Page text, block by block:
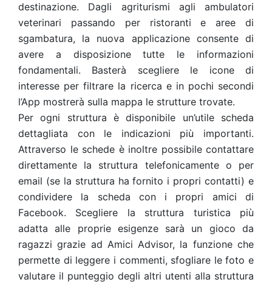
destinazione. Dagli agriturismi agli ambulatori
veterinari passando per ristoranti e aree di
sgambatura, la nuova applicazione consente di
avere a disposizione tutte le informazioni
fondamentali. Basterà scegliere le icone di
interesse per filtrare la ricerca e in pochi secondi
l’App mostrerà sulla mappa le strutture trovate.
Per ogni struttura è disponibile un’utile scheda
dettagliata con le indicazioni più importanti.
Attraverso le schede è inoltre possibile contattare
direttamente la struttura telefonicamente o per
email (se la struttura ha fornito i propri contatti) e
condividere la scheda con i propri amici di
Facebook. Scegliere la struttura turistica più
adatta alle proprie esigenze sarà un gioco da
ragazzi grazie ad Amici Advisor, la funzione che
permette di leggere i commenti, sfogliare le foto e
valutare il punteggio degli altri utenti alla struttura